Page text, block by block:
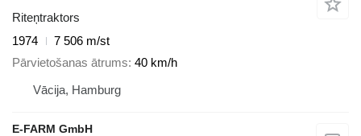
Riteņtraktors
1974
7 506 m/st
Pārvietošanas ātrums 40 km/h
Vācija, Hamburg
E-FARM GmbH